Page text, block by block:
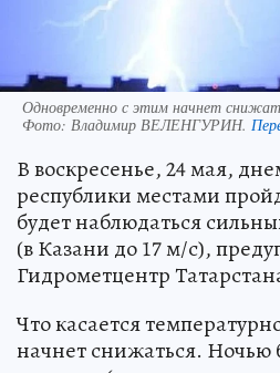
Одновременно с этим начнет
Фото: Владимир ВЕЛЕНГУРИН.
В воскресенье, 24 мая,
республики местами
будет наблюдаться
(в Казани до 17 м/с),
Гидрометцентр
Что касается
начнет снижаться. Ночью